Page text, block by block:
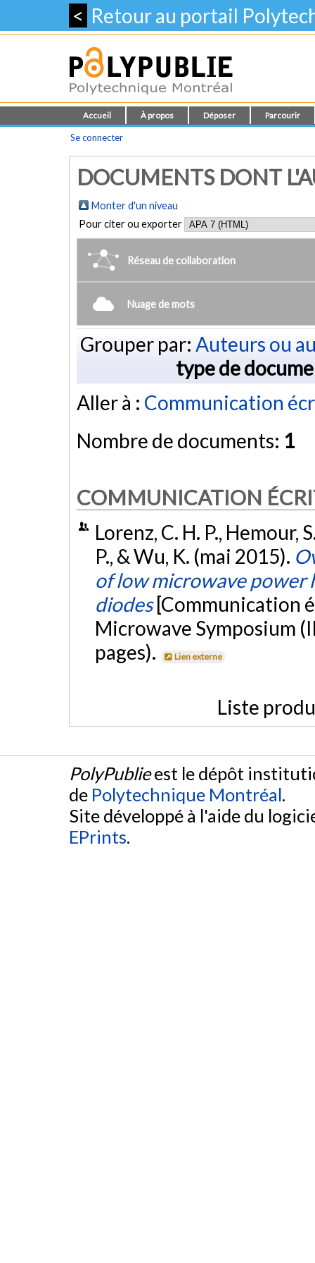
< Retour au portail
Accueil À propos Déposer Parcourir
Se connecter
DOCUMENTS DONT
Monter d'un niveau
Pour citer ou exporter
Réseau de collaboration
Nuage de mots
Grouper par: Auteurs ou
type de
Aller à : Communication
Nombre de documents: 1
COMMUNICATION
Lorenz, C. H. P., Hemour,
P., & Wu, K. (mai 2015).
of low microwave
diodes [Communication
Microwave Symposium
pages).
Lien externe
Liste
PolyPublieest le dépôt
de Polytechnique Montréal.
Site développé à l'aide du
EPrints.